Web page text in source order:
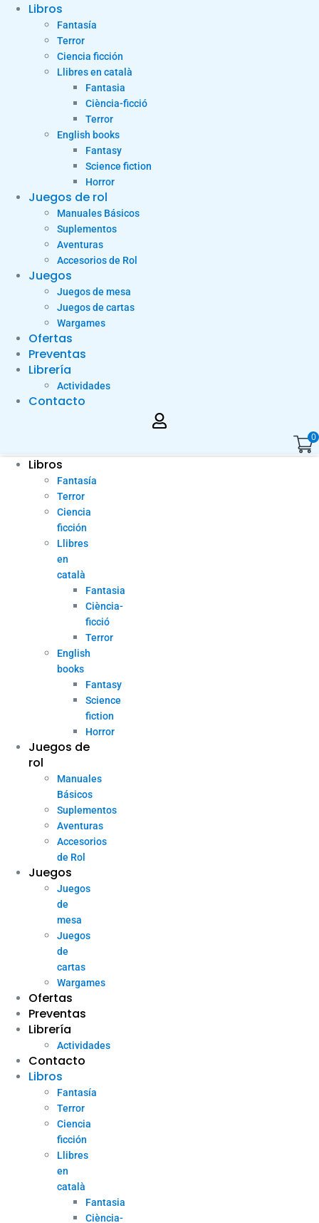
Libros
Fantasía
Terror
Ciencia ficción
Llibres en català
Fantasia
Ciència-ficció
Terror
English books
Fantasy
Science fiction
Horror
Juegos de rol
Manuales Básicos
Suplementos
Aventuras
Accesorios de Rol
Juegos
Juegos de mesa
Juegos de cartas
Wargames
Ofertas
Preventas
Librería
Actividades
Contacto
0
Libros
Fantasía
Terror
Ciencia
ficción
Llibres
en
català
Fantasia
Ciència-
ficció
Terror
English
books
Fantasy
Science
fiction
Horror
Juegos de
rol
Manuales
Básicos
Suplementos
Aventuras
Accesorios
de Rol
Juegos
Juegos
de
mesa
Juegos
de
cartas
Wargames
Ofertas
Preventas
Librería
Actividades
Contacto
Libros
Fantasía
Terror
Ciencia
ficción
Llibres
en
català
Fantasia
Ciència-